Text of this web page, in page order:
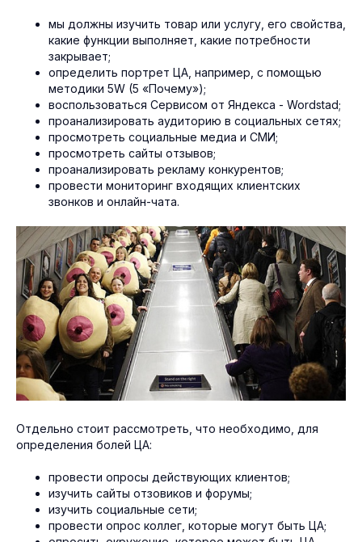
мы должны изучить товар или услугу, его свойства,
какие функции выполняет, какие потребности
закрывает;
определить портрет ЦА, например, с помощью
методики 5W (5 «Почему»);
воспользоваться Сервисом от Яндекса - Wordstad;
проанализировать аудиторию в социальных сетях;
просмотреть социальные медиа и СМИ;
просмотреть сайты отзывов;
проанализировать рекламу конкурентов;
провести мониторинг входящих клиентских
звонков и онлайн-чата.
Отдельно стоит рассмотреть, что необходимо, для
определения болей ЦА:
провести опросы действующих клиентов;
изучить сайты отзовиков и форумы;
изучить социальные сети;
провести опрос коллег, которые могут быть ЦА;